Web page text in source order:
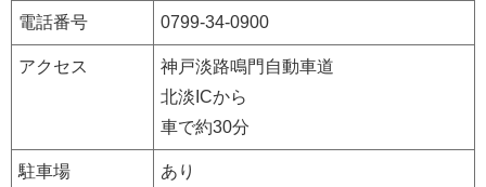
電話番号 0799-34-0900
アクセス
神戸淡路鳴門自動車道
北淡ICから
車で約30分
駐車場 あり